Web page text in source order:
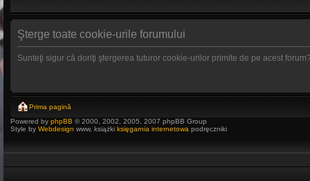
Şterge toate cookie-urile forumului
Sunteţi sigur că doriţi ştergerea tuturor cookie-urilor primite de pe acest
Prima pagină
Powered by phpBB © 2000, 2002, 2005, 2007 phpBB Group
Style by Webdesign www, książki księgarnia internetowa podręczniki